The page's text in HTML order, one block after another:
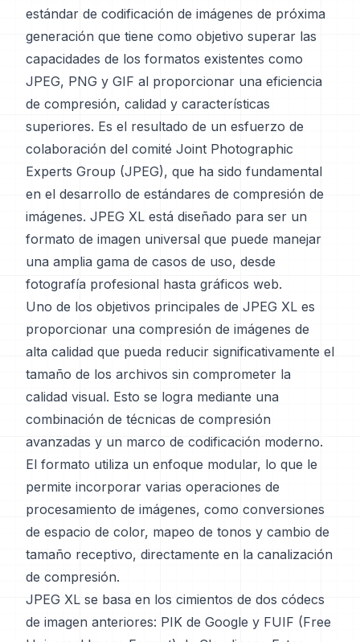
estándar de codificación de imágenes de próxima
generación que tiene como objetivo superar las
capacidades de los formatos existentes como
JPEG, PNG y GIF al proporcionar una eficiencia
de compresión, calidad y características
superiores. Es el resultado de un esfuerzo de
colaboración del comité Joint Photographic
Experts Group (JPEG), que ha sido fundamental
en el desarrollo de estándares de compresión de
imágenes. JPEG XL está diseñado para ser un
formato de imagen universal que puede manejar
una amplia gama de casos de uso, desde
fotografía profesional hasta gráficos web.
Uno de los objetivos principales de JPEG XL es
proporcionar una compresión de imágenes de
alta calidad que pueda reducir significativamente el
tamaño de los archivos sin comprometer la
calidad visual. Esto se logra mediante una
combinación de técnicas de compresión
avanzadas y un marco de codificación moderno.
El formato utiliza un enfoque modular, lo que le
permite incorporar varias operaciones de
procesamiento de imágenes, como conversiones
de espacio de color, mapeo de tonos y cambio de
tamaño receptivo, directamente en la canalización
de compresión.
JPEG XL se basa en los cimientos de dos códecs
de imagen anteriores: PIK de Google y FUIF (Free